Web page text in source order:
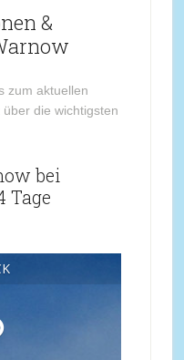
&
zum aktuellen
die wichtigsten
bei
Tage